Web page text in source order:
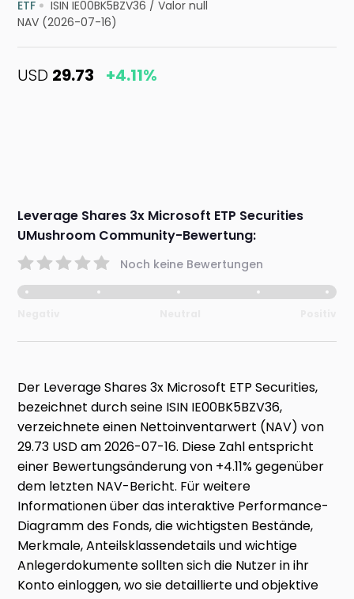
ETF ISIN IE00BK5BZV36 /Valor null
NAV (2026-07-16)
USD 29.73 +4.11%
Leverage Shares 3x Microsoft ETP Securities
UMushroom Community-Bewertung:
Noch keine Bewertungen
Der Leverage Shares 3x Microsoft ETP Securities,
bezeichnet durch seine ISIN IE00BK5BZV36,
verzeichnete einen Nettoinventarwert (NAV) von
29.73 USD am 2026-07-16. Diese Zahl entspricht
einer Bewertungsänderung von +4.11% gegenüber
dem letzten NAV-Bericht. Für weitere
Informationen über das interaktive Performance-
Diagramm des Fonds, die wichtigsten Bestände,
Merkmale, Anteilsklassendetails und wichtige
Anlegerdokumente sollten sich die Nutzer in ihr
Konto einloggen, wo sie detaillierte und objektive